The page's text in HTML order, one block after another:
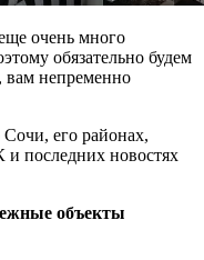
очень много
обязательно будем
вам непременно
его районах,
последних новостях
объекты